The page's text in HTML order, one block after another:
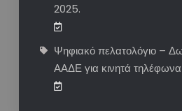
2025.
Ψηφιακό πελατολόγιο –
ΑΑΔΕ για κινητά